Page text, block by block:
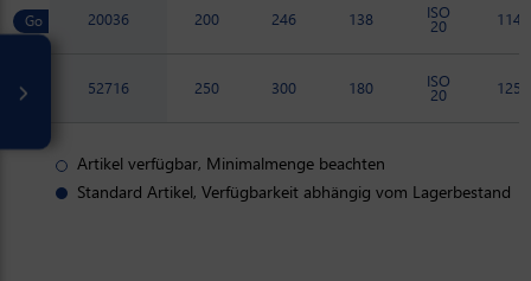
20036 200 246 138 ISO
20
52716 250 300 180 ISO
20
Artikel verfügbar, Minimalmenge beachten
Standard Artikel, Verfügbarkeit abhängig vom Lagerbestand